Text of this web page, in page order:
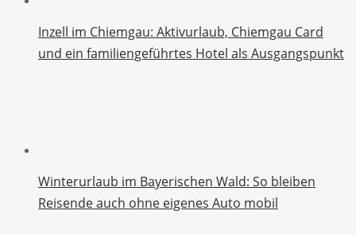
Inzell im Chiemgau: Aktivurlaub, Chiemgau Card
und ein familiengeführtes Hotel als Ausgangspunkt
Winterurlaub im Bayerischen Wald: So bleiben
Reisende auch ohne eigenes Auto mobil